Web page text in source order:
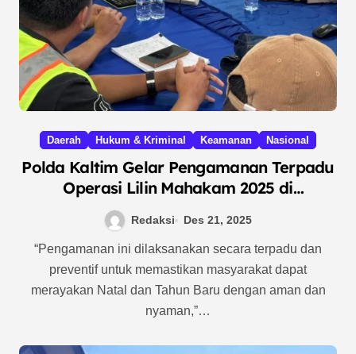
Daerah Hukum & Kriminal Keamanan Nasional
Polda Kaltim Gelar Pengamanan Terpadu
Operasi Lilin Mahakam 2025 di
Redaksi Des 21, 2025
“Pengamanan ini dilaksanakan secara terpadu dan
preventif untuk memastikan masyarakat dapat
merayakan Natal dan Tahun Baru dengan aman dan
nyaman,”…